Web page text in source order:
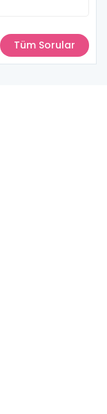
Tüm Sorular